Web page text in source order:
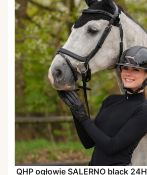
QHP ogłowie SALERNO black 24H